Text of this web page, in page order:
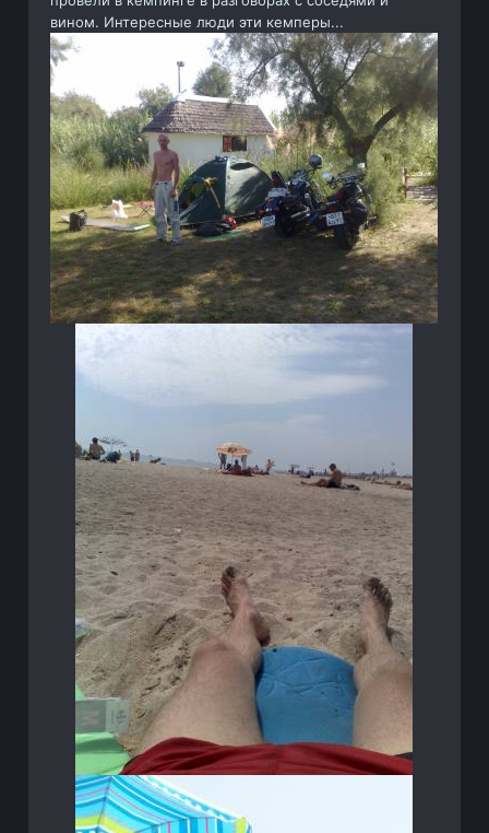
вином. Интересные люди эти кемперы...